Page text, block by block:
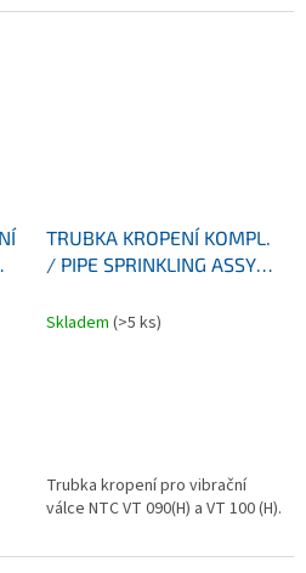
TRUBKA KROPENÍ KOMPL.
/ PIPE SPRINKLING ASSY
Skladem (>5 ks)
Trubka kropení pro vibrační
válce NTC VT 090(H) a VT 100 (H).